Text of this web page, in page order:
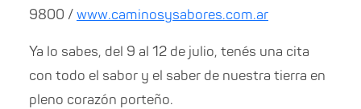
9800 /www.caminosysabores.com.ar
Ya lo sabes, del 9 al 12 de julio, tenés una cita
con todo el sabor y el saber de nuestra tierra en
pleno corazón porteño.